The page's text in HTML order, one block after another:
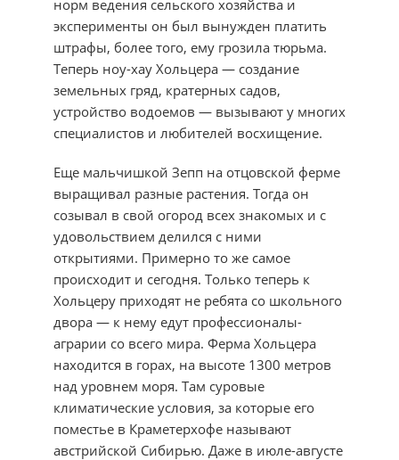
норм ведения сельского хозяйства и
эксперименты он был вынужден платить
штрафы, более того, ему грозила тюрьма.
Теперь ноу-хау Хольцера — создание
земельных гряд, кратерных садов,
устройство водоемов — вызывают у многих
специалистов и любителей восхищение.
Еще мальчишкой Зепп на отцовской ферме
выращивал разные растения. Тогда он
созывал в свой огород всех знакомых и с
удовольствием делился с ними
открытиями. Примерно то же самое
происходит и сегодня. Только теперь к
Хольцеру приходят не ребята со школьного
двора — к нему едут профессионалы-
аграрии со всего мира. Ферма Хольцера
находится в горах, на высоте 1300 метров
над уровнем моря. Там суровые
климатические условия, за которые его
поместье в Краметерхофе называют
австрийской Сибирью. Даже в июле-августе